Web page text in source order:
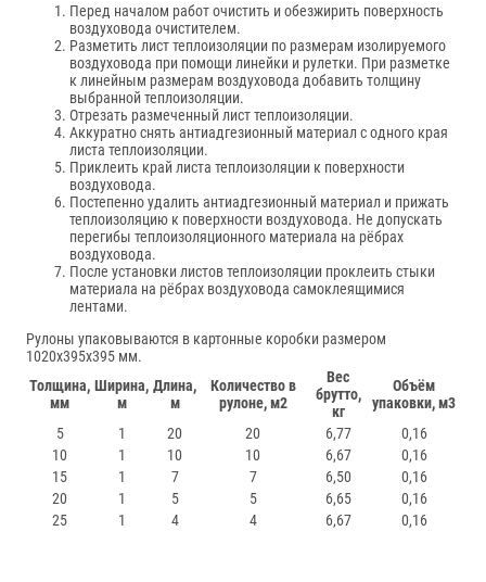
Перед началом работ очистить и обезжирить поверхность
воздуховода очистителем.
Разметить лист теплоизоляции по размерам изолируемого
воздуховода при помощи линейки и рулетки. При разметке
к линейным размерам воздуховода добавить толщину
выбранной теплоизоляции.
Отрезать размеченный лист теплоизоляции.
Аккуратно снять антиадгезионный материал с одного края
листа теплоизоляции.
Приклеить край листа теплоизоляции к поверхности
воздуховода.
Постепенно удалить антиадгезионный материал и прижать
теплоизоляцию к поверхности воздуховода. Не допускать
перегибы теплоизоляционного материала на рёбрах
воздуховода.
После установки листов теплоизоляции проклеить стыки
материала на рёбрах воздуховода самоклеящимися
лентами.
Рулоны упаковываются в картонные коробки размером
1020x395x395 мм.
Толщина,
мм
Ширина,
м
Длина,
м
Количество в
рулоне, м2
Вес
брутто,
кг
Объём
упаковки, м3
5
1 20 20 6,77
0,16
10
1 10 10 6,67
0,16
15
1 7 7 6,50
0,16
20
1 5 5 6,65
0,16
25
1 4 4 6,67 0,16